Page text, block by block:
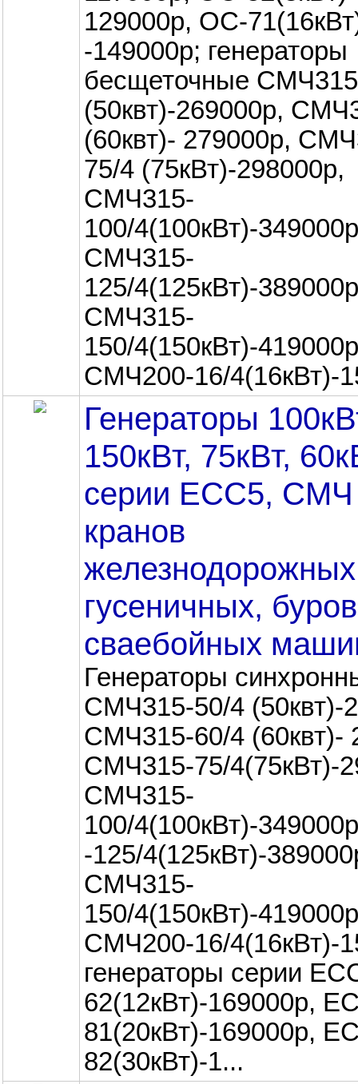
129000р, ОС-
-149000р; генераторы
бесщеточные
(50квт)-269000р,
(60квт)- 279000р,
75/4 (75кВт)-298000р,
СМЧ315-
100/4(100кВт)-
СМЧ315-
125/4(125кВт)-389000р
СМЧ315-
150/4(150кВт)-
СМЧ200-16/4(16кВт)-
Генераторы
150кВт, 75кВт,
серии ЕСС5, СМЧ
кранов
гусеничных,
сваебойных
Генераторы
СМЧ315-50/4 (50квт)-
СМЧ315-60/4 (60квт)-
СМЧ315-75/4(75кВт)-
СМЧ315-
100/4(100кВт)-
-125/4(125кВт)-
СМЧ315-
150/4(150кВт)-
СМЧ200-16/4(16кВт)-
генераторы серии
62(12кВт)-169000р,
81(20кВт)-169000р,
82(30кВт)-1...